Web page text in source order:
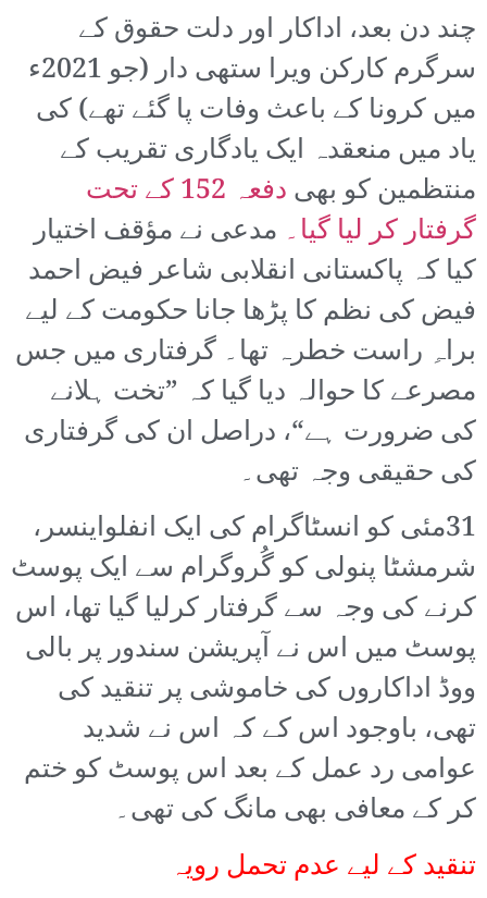
چند دن بعد، اداکار اور دلت حقوق کے
سرگرم کارکن ویرا ستھی دار (جو 2021ء
میں کرونا کے باعث وفات پا گئے تھے) کی
یاد میں منعقدہ ایک یادگاری تقریب کے
منتظمین کو بھی
دفعہ 152 کے تحت
گرفتار کر لیا گیا۔ مدعی نے مؤقف اختیار
کیا کہ پاکستانی انقلابی شاعر فیض احمد
فیض کی نظم کا پڑھا جانا حکومت کے لیے
براہِ راست خطرہ تھا۔ گرفتاری میں جس
مصرعے کا حوالہ دیا گیا کہ ”تخت ہلانے
کی ضرورت ہے“، دراصل ان کی گرفتاری
کی حقیقی وجہ تھی۔
31مئی کو انسٹاگرام کی ایک انفلواینسر،
شرمشٹا پنولی کو گُروگرام سے ایک پوسٹ
کرنے کی وجہ سے گرفتار کرلیا گیا تھا، اس
پوسٹ میں اس نے آپریشن سندور پر بالی
ووڈ اداکاروں کی خاموشی پر تنقید کی
تھی، باوجود اس کے کہ اس نے شدید
عوامی رد عمل کے بعد اس پوسٹ کو ختم
کر کے معافی بھی مانگ کی تھی۔
تنقید کے لیے عدم تحمل رویہ